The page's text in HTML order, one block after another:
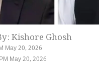
Kishore Ghosh
May 20, 2026
May 20, 2026